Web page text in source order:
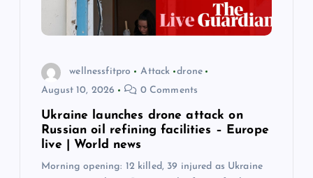
wellnessfitpro Attack
drone
August 10, 2026
0 Comments
Ukraine launches drone attack on
Russian oil refining facilities – Europe
live | World news
Morning opening: 12 killed, 39 injured as Ukraine